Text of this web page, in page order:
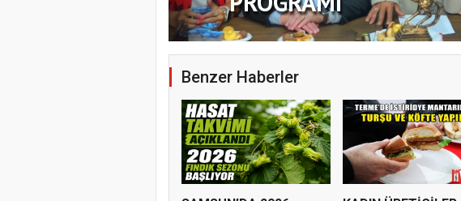
Benzer Haberler